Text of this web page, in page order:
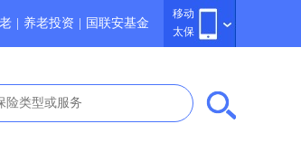
移动
太保
养老投资 国联安基金